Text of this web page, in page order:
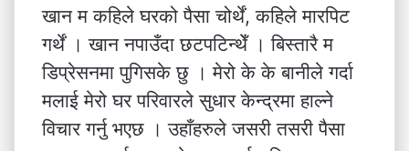
खान म कहिले घरको पैसा चोर्थें, कहिले मारपिट
गर्थें । खान नपाउँदा छटपटिन्थेँ । बिस्तारै म
डिप्रेसनमा पुगिसके छु । मेरो के के बानीले गर्दा
मलाई मेरो घर परिवारले सुधार केन्द्रमा हाल्ने
विचार गर्नु भएछ । उहाँहरुले जसरी तसरी पैसा